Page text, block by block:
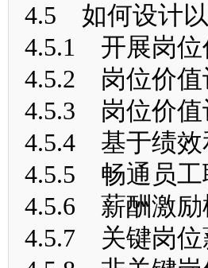
4.5 如何设计以
4.5.1 开展岗
4.5.2 岗位价
4.5.3 岗位价
4.5.4 基于绩效
4.5.5 畅通员工
4.5.6 薪酬激
4.5.7 关键岗位